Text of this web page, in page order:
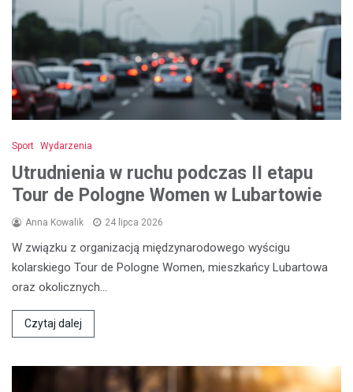
Sport Wydarzenia
Utrudnienia w ruchu podczas II etapu
Tour de Pologne Women w Lubartowie
Anna Kowalik 24 lipca 2026
W związku z organizacją międzynarodowego wyścigu
kolarskiego Tour de Pologne Women, mieszkańcy Lubartowa
oraz okolicznych…
Czytaj dalej